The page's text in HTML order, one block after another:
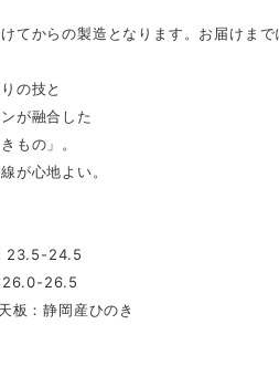
てからの製造となります。お届けまで
の技と
が融合した
もの」。
が心地よい。
23.5-24.5
26.5
板：静岡産ひのき